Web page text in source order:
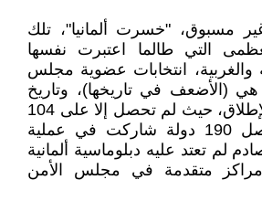
مسبوق، "خسرت ألمانيا"، تلك
التي طالما اعتبرت نفسها
والغربية، انتخابات عضوية مجلس
هي (الأضعف في تاريخها)، وتاريخ
القوى الكبرى على الإطلاق، حيث لم تحصل إلا على 104
أصوات فقط من أصل 190 دولة شاركت في عملية
لم تعتد عليه دبلوماسية ألمانية
متقدمة في مجلس الأمن